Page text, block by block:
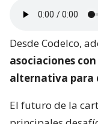
Desde Codelco,
asociaciones
alternativa para
El futuro de la